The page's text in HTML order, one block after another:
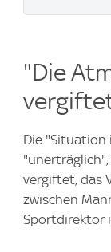
"Die
Die "Situation
vergiftet, das
zwischen
Sportdirektor